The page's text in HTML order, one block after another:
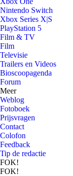
Nintendo Switch
Xbox Series X|S
PlayStation 5
Film & TV
Film
Televisie
Trailers en Videos
Bioscoopagenda
Forum
Meer
Weblog
Fotoboek
Prijsvragen
Contact
Colofon
Feedback
Tip de redactie
FOK!
FOK!